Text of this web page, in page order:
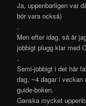
Ja, uppenbarligen var
bör vara också)
.
Men efter idag, så är
jobbigt plugg klar med
.
Semi-jobbigt i det här
dag, ~4 dagar i veckan
guide-boken.
Ganska mycket